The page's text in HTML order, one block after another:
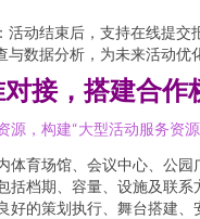
：活动结束后，支持在线提
与数据分析，为未来活动优
接，搭建合作
，构建“大型活动服务资源
体育场馆、会议中心、公
括档期、容量、设施及联系
好的策划执行、舞台搭建